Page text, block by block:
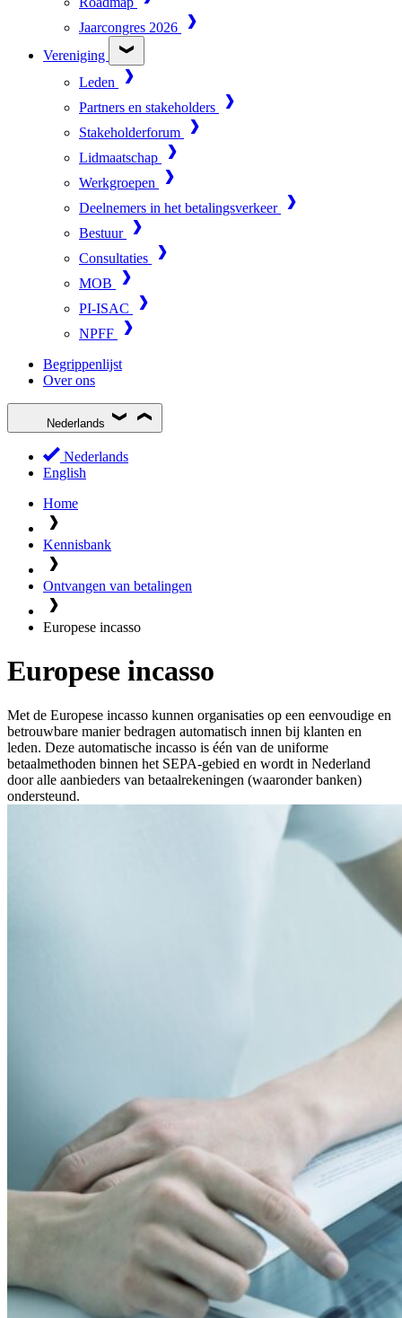
Jaarcongres 2026
Vereniging
Leden
Partners en stakeholders
Stakeholderforum
Lidmaatschap
Werkgroepen
Deelnemers in het betalingsverkeer
Bestuur
Consultaties
MOB
PI-ISAC
NPFF
Begrippenlijst
Over ons
Nederlands
Nederlands
English
Home
Kennisbank
Ontvangen van betalingen
Europese incasso
Europese incasso
Met de Europese incasso kunnen organisaties op een eenvoudige en
betrouwbare manier bedragen automatisch innen bij klanten en
leden. Deze automatische incasso is één van de uniforme
betaalmethoden binnen het SEPA-gebied en wordt in Nederland
door alle aanbieders van betaalrekeningen (waaronder banken)
ondersteund.